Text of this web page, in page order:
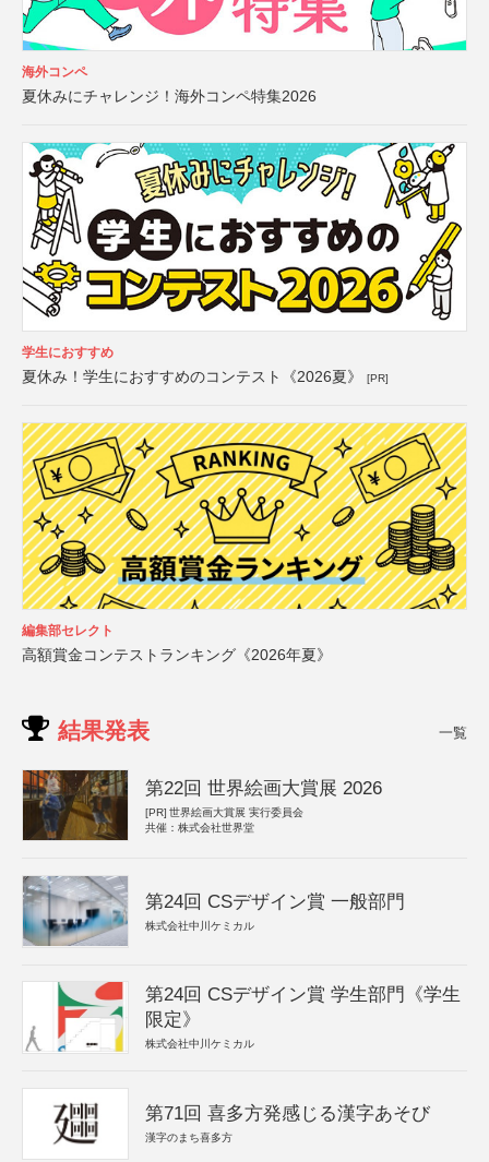
海外コンペ
夏休みにチャレンジ！海外コンペ特集2026
学生におすすめ
夏休み！学生におすすめのコンテスト《2026夏》 [PR]
編集部セレクト
高額賞金コンテストランキング《2026年夏》
結果発表 一覧
第22回 世界絵画大賞展 2026
[PR] 世界絵画大賞展 実行委員会
共催：株式会社世界堂
第24回 CSデザイン賞 一般部門
株式会社中川ケミカル
第24回 CSデザイン賞 学生部門《学生
限定》
株式会社中川ケミカル
第71回 喜多方発感じる漢字あそび
漢字のまち喜多方